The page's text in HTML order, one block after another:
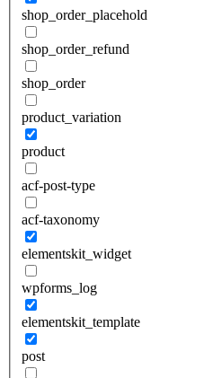
shop_order_placehold
shop_order_refund
shop_order
product_variation
product
acf-post-type
acf-taxonomy
elementskit_widget
wpforms_log
elementskit_template
post